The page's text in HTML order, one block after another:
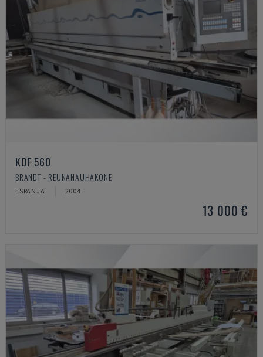
KDF 560
BRANDT - REUNANAUHAKONE
ESPANJA 2004
13 000 €